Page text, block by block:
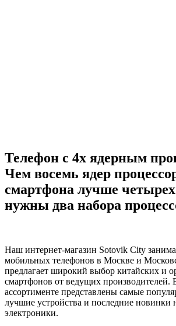
Телефон с 4х ядерным
Чем восемь ядер
смартфона лучше
нужны два набора
Наш интернет-магазин Sotovik City
мобильных телефонов в Москве и
предлагает широкий выбор китайских и
смартфонов от ведущих производителей.
ассортименте представлены самые
лучшие устройства и последние новинки
электроники.